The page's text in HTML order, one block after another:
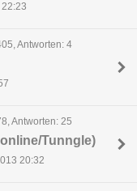
Antworten: 4
Antworten: 25
Tunngle)
20:32